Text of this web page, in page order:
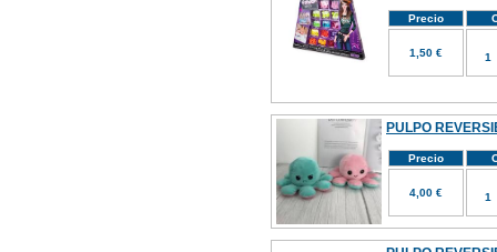
Precio
1,50 €
PULPO
Precio
4,00 €